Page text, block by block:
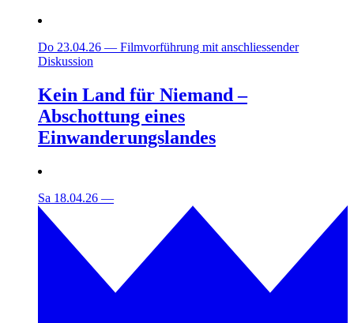
Do 23.04.26 — Filmvorführung mit anschliessender
Diskussion
Kein Land für Niemand –
Abschottung eines
Einwanderungslandes
Sa 18.04.26 —